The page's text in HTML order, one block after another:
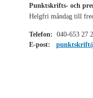
Punktskrifts- och
Helgfri måndag till
Telefon: 040-653 27
E-post: